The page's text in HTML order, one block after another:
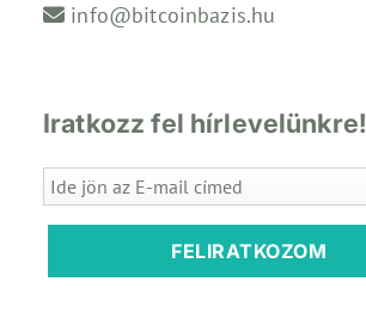
info@bitcoinbazis.hu
Iratkozz fel hírlevelünkre!
FELIRATKOZOM